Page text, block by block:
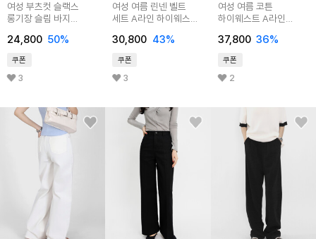
여성 부츠컷 슬랙스
롱기장 슬림 바지
LZD007
24,800 50%
쿠폰
3
여성 여름 린넨 벨트
세트 A라인 하이웨스트
30,800 43%
쿠폰
3
여성 여름 코튼
하이웨스트 A라인
LPP049
37,800 36%
쿠폰
2